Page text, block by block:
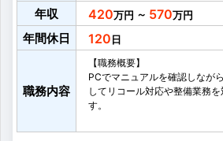
年収 420 ～ 570
年間休日 120
職務内容
【職務概要】
PCでマニュアルを確認しなが
してリコール対応や整備業務
す。
経験に応じて職務を担当して
タ車に慣れていない方でも安